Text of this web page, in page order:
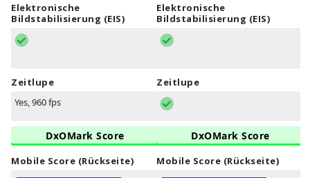
Elektronische
Bildstabilisierung (EIS)
Zeitlupe
Yes, 960 fps
DxOMark Score
Mobile Score (Rückseite)
Elektronische
Bildstabilisierung (EIS)
Zeitlupe
DxOMark Score
Mobile Score (Rückseite)